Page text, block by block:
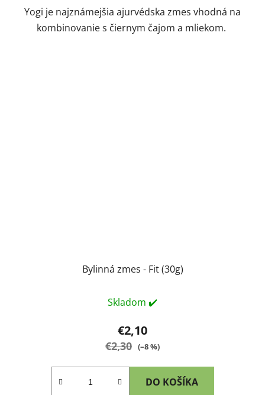
Yogi je najznámejšia ajurvédska zmes vhodná na
kombinovanie s čiernym čajom a mliekom.
Bylinná zmes - Fit (30g)
Skladom ✔️
€2,10
€2,30 (–8 %)
DO KOŠÍKA